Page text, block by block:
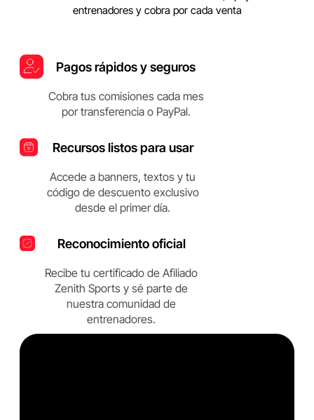
entrenadores y cobra por cada venta
Pagos rápidos y seguros
Cobra tus comisiones cada mes
por transferencia o PayPal.
Recursos listos para usar
Accede a banners, textos y tu
código de descuento exclusivo
desde el primer día.
Reconocimiento oficial
Recibe tu certificado de Afiliado
Zenith Sports y sé parte de
nuestra comunidad de
entrenadores.